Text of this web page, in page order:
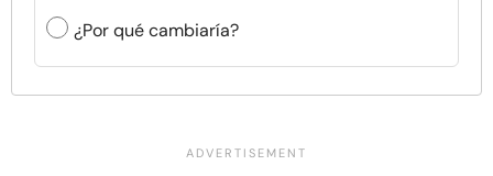
¿Por qué cambiaría?